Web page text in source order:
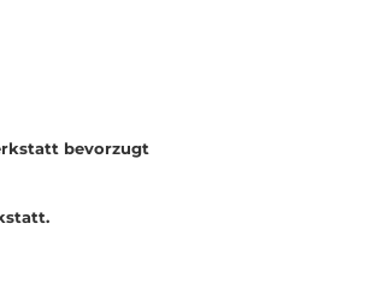
bevorzugt